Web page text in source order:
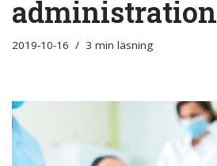
administration
2019-10-16 3 min läsning